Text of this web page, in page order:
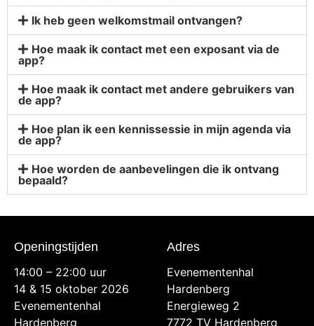
Ik heb geen welkomstmail ontvangen?
Hoe maak ik contact met een exposant via de
app?
Hoe maak ik contact met andere gebruikers van
de app?
Hoe plan ik een kennissessie in mijn agenda via
de app?
Hoe worden de aanbevelingen die ik ontvang
bepaald?
Openingstijden
14:00 – 22:00 uur
14 & 15 oktober 2026
Evenementenhal
Hardenberg
Adres
Evenementenhal
Hardenberg
Energieweg 2
7772 TV Hardenberg